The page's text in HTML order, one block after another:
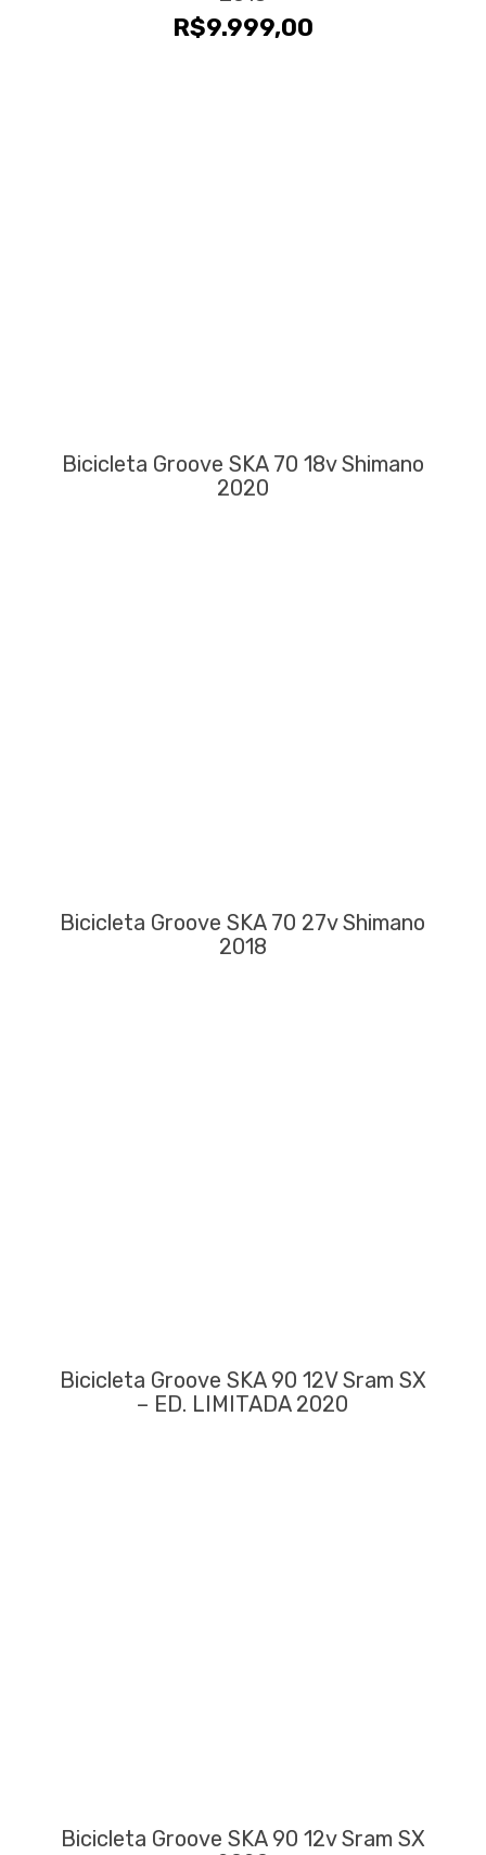
R$9.999,00
Bicicleta Groove SKA 70 18v Shimano
2020
Bicicleta Groove SKA 70 27v Shimano
2018
Bicicleta Groove SKA 90 12V Sram SX
– ED. LIMITADA 2020
Bicicleta Groove SKA 90 12v Sram SX